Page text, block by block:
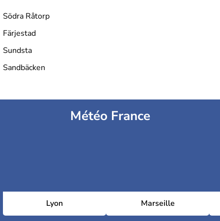
Södra Råtorp
Färjestad
Sundsta
Sandbäcken
Météo France
Lyon Marseille